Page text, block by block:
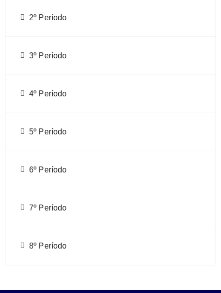
2º Período
3º Período
4º Período
5º Período
6º Período
7º Período
8º Período